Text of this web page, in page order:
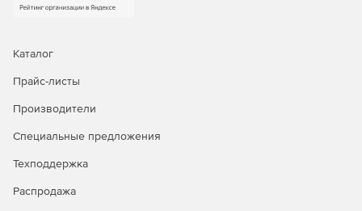
пользователей; определять ответственность за
учетных записях в домене; просматривать отчеты о
и экспортировать данные в желаемый формат.
Мгновенные оповещения об изменениях в Active
Directory по электронной почте. Идентификация
мгновенного оповещения административной службы
Каталог
Прайс-листы
Производители
Специальные предложения
Техподдержка
Распродажа